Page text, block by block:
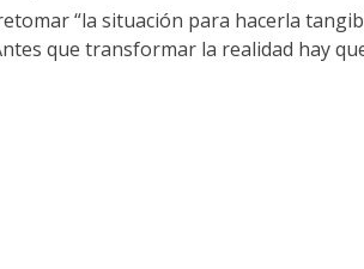
“la situación para hacerla
que transformar la realidad hay